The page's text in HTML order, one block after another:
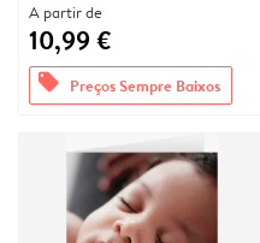
A partir de
10,99 €
offers Preços Sempre Baixos